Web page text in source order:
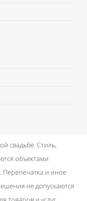
свадьбе. Стиль,
объектами
Перепечатка и иное
не допускаются